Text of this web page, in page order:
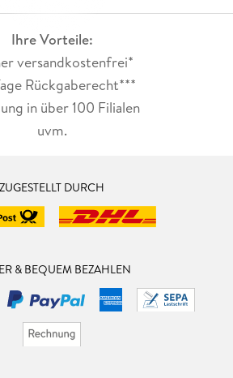
Ihre Vorteile:
versandkostenfrei*
Rückgaberecht***
in über 100 Filialen
uvm.
ZUGESTELLT DURCH
& BEQUEM BEZAHLEN